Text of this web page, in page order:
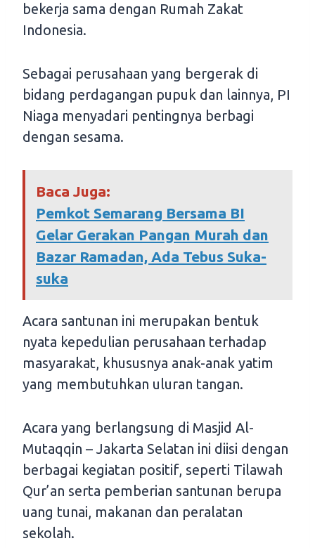
bekerja sama dengan Rumah Zakat
Indonesia.
Sebagai perusahaan yang bergerak di
bidang perdagangan pupuk dan lainnya, PI
Niaga menyadari pentingnya berbagi
dengan sesama.
Baca Juga:
Pemkot Semarang Bersama BI
Gelar Gerakan Pangan Murah dan
Bazar Ramadan, Ada Tebus Suka-
suka
Acara santunan ini merupakan bentuk
nyata kepedulian perusahaan terhadap
masyarakat, khususnya anak-anak yatim
yang membutuhkan uluran tangan.
Acara yang berlangsung di Masjid Al-
Mutaqqin – Jakarta Selatan ini diisi dengan
berbagai kegiatan positif, seperti Tilawah
Qur’an serta pemberian santunan berupa
uang tunai, makanan dan peralatan
sekolah.